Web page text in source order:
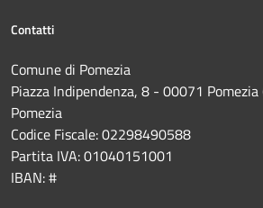
Contatti
Comune di Pomezia
Piazza Indipendenza, 8 - 00071
Pomezia
Codice Fiscale: 02298490588
Partita IVA: 01040151001
IBAN: #